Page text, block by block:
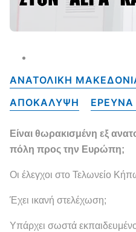
ΑΝΑΤΟΛΙΚΗ
ΑΠΟΚΑΛΥΨΗ
Είναι θωρακισμένη εξ
πόλη προς την Ευρώπη;
Οι έλεγχοι στο Τελωνείο
Έχει ικανή στελέχωση;
Υπάρχει σωστά